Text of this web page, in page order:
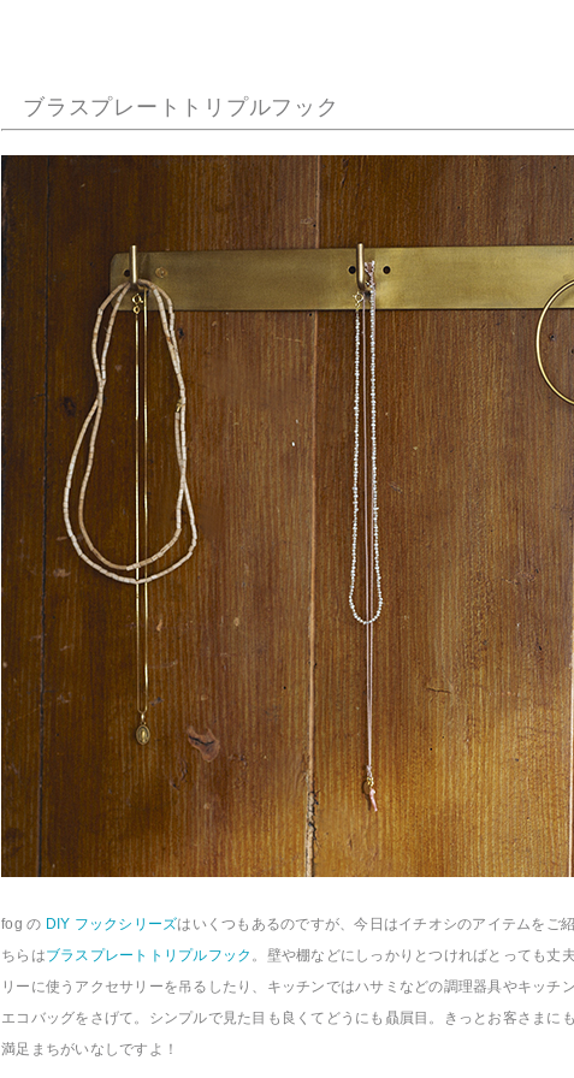
ブラスプレートトリプルフック
fog の DIY フックシリーズはいくつもあるのですが、今日はイチオシのアイテムをご
ちらはブラスプレートトリプルフック 。壁や棚などにしっかりとつければとっても丈
リーに使うアクセサリーを吊るしたり、キッチンではハサミなどの調理器具やキッチ
エコバッグをさげて。シンプルで見た目も良くてどうにも贔屓目。きっとお客さまに
満足まちがいなしですよ！